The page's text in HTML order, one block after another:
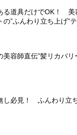
る道具だけでOK！ 美
の”ふんわり立ち上げ”
美容師直伝”髪リカバリ
し必見！ ふんわり立